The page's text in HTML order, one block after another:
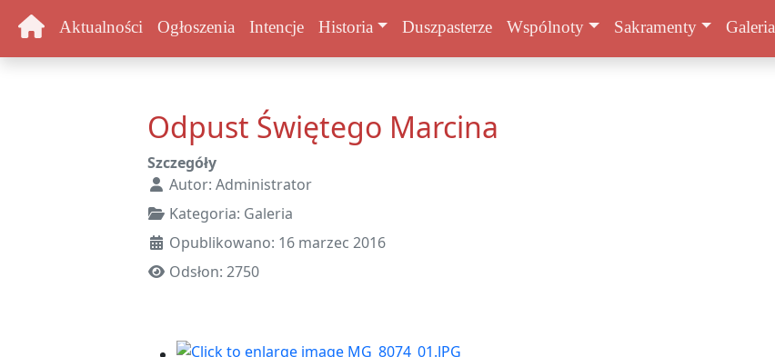
Aktualności Ogłoszenia Intencje Historia Duszpasterze Wspólnoty Sakramenty Galeria
Odpust Świętego Marcina
Szczegóły
Autor: Administrator
Kategoria: Galeria
Opublikowano: 16 marzec 2016
Odsłon: 2750